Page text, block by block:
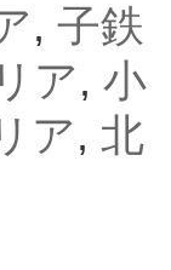
, 子鉄
ア, 小
ア, 北